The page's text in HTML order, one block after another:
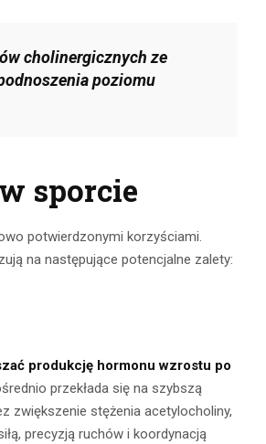
cholinergicznych ze
poziomu
sporcie
potwierdzonymi korzyściami.
na następujące potencjalne zalety:
produkcję hormonu wzrostu po
przekłada się na szybszą
zwiększenie stężenia acetylocholiny,
precyzją ruchów i koordynacją